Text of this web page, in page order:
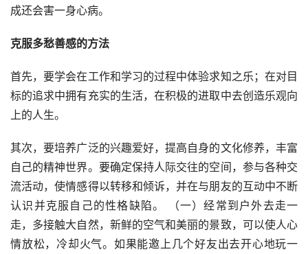
成还会害一身心病。
克服多愁善感的方法
首先，要学会在工作和学习的过程中体验求知之乐；在对目
标的追求中拥有充实的生活，在积极的进取中去创造乐观向
上的人生。
其次，要培养广泛的兴趣爱好，提高自身的文化修养，丰富
自己的精神世界。要确定保持人际交往的空间，参与各种交
流活动，使情感得以转移和倾诉，并在与朋友的互动中不断
认识并克服自己的性格缺陷。 （一）经常到户外去走一
走，多接触大自然，新鲜的空气和美丽的景致，可以使人心
情放松，冷却火气。如果能邀上几个好友出去开心地玩一